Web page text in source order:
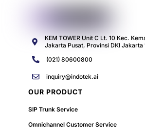
KEM TOWER Unit C Lt. 10 Kec.
Jakarta Pusat, Provinsi DKI Jakarta
(021) 80600800
inquiry@indotek.ai
OUR PRODUCT
SIP Trunk Service
Omnichannel Customer Service